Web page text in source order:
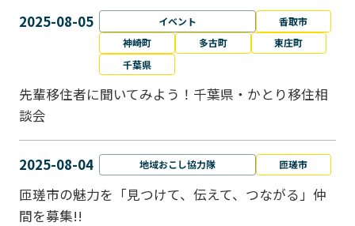
2025-08-05 イベント
香取市
神崎町
多古町
東庄町
千葉県
先輩移住者に聞いてみよう！千葉県・かとり移住相
談会
2025-08-04 地域おこし協力隊 匝瑳市
匝瑳市の魅力を「見つけて、伝えて、つながる」仲
間を募集!!